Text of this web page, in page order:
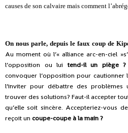
causes de son calvaire mais comment
On nous parle, depuis le faux coup de
Au moment où l’« alliance arc-en-ciel
l’opposition ou luitend-il un piège ?
convoquer l’opposition pour
l’inviter pour débattre des problèmes
trouver des solutions? Faut-il accepter
qu’elle soit sincère. Accepteriez-vous
reçoit un coupe-coupe à la main ?